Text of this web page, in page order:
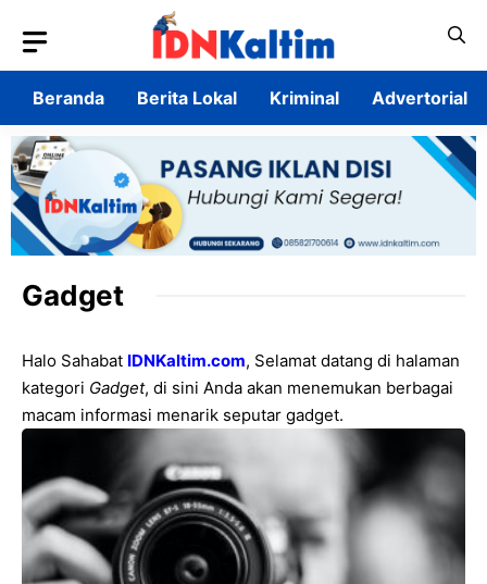
isi
Beranda
Berita Lokal Kriminal Advertorial
Gadget
Halo Sahabat IDNKaltim.com, Selamat datang di halaman
kategori Gadget, di sini Anda akan menemukan berbagai
macam informasi menarik seputar gadget.